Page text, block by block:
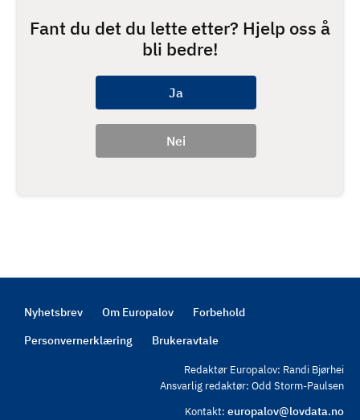
Fant du det du lette etter? Hjelp oss å
bli bedre!
Footer
Nyhetsbrev Om Europalov
Forbehold
Personvernerklæring
Brukeravtale
Redaktør Europalov: Randi Bjørhei
Ansvarlig redaktør: Odd Storm-Paulsen
Kontakt: europalov@lovdata.no